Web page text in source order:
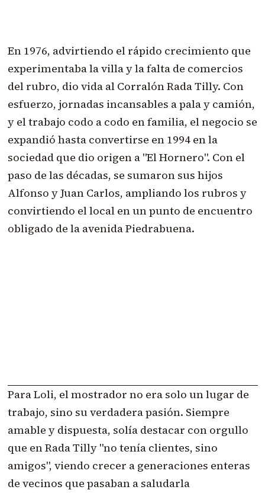
En 1976, advirtiendo el rápido crecimiento que
experimentaba la villa y la falta de comercios
del rubro, dio vida al Corralón Rada Tilly. Con
esfuerzo, jornadas incansables a pala y camión,
y el trabajo codo a codo en familia, el negocio se
expandió hasta convertirse en 1994 en la
sociedad que dio origen a "El Hornero". Con el
paso de las décadas, se sumaron sus hijos
Alfonso y Juan Carlos, ampliando los rubros y
convirtiendo el local en un punto de encuentro
obligado de la avenida Piedrabuena.
Para Loli, el mostrador no era solo un lugar de
trabajo, sino su verdadera pasión. Siempre
amable y dispuesta, solía destacar con orgullo
que en Rada Tilly "no tenía clientes, sino
amigos", viendo crecer a generaciones enteras
de vecinos que pasaban a saludarla